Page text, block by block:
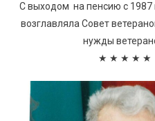
С выходом на пенсию с 1987
возглавляла Совет
нужды
★ ★ ★ ★ ★